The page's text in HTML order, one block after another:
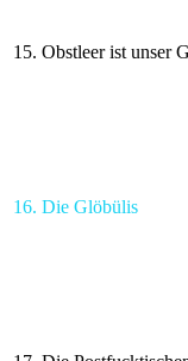
15. Obstleer ist unser
16. Die Glöbülis